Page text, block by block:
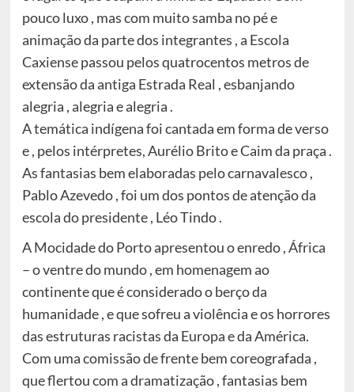
pouco luxo , mas com muito samba no pé e
animação da parte dos integrantes , a Escola
Caxiense passou pelos quatrocentos metros de
extensão da antiga Estrada Real , esbanjando
alegria , alegria e alegria .
A temática indígena foi cantada em forma de verso
e , pelos intérpretes, Aurélio Brito e Caim da praça .
As fantasias bem elaboradas pelo carnavalesco ,
Pablo Azevedo , foi um dos pontos de atenção da
escola do presidente , Léo Tindo .
A Mocidade do Porto apresentou o enredo , África
– o ventre do mundo , em homenagem ao
continente que é considerado o berço da
humanidade , e que sofreu a violência e os horrores
das estruturas racistas da Europa e da América.
Com uma comissão de frente bem coreografada ,
que flertou com a dramatização , fantasias bem